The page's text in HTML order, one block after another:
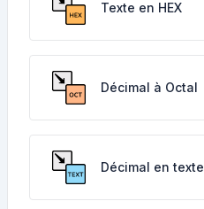
Texte en HEX
Décimal à Octal
Décimal en texte